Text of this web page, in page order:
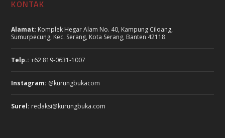
KONTAK
Alamat: Komplek Hegar Alam No. 40, Kampung Ciloang,
Sumurpecung, Kec. Serang, Kota Serang, Banten 42118.
Telp.: +62 819-0631-1007
Instagram: @kurungbukacom
Surel: redaksi@kurungbuka.com